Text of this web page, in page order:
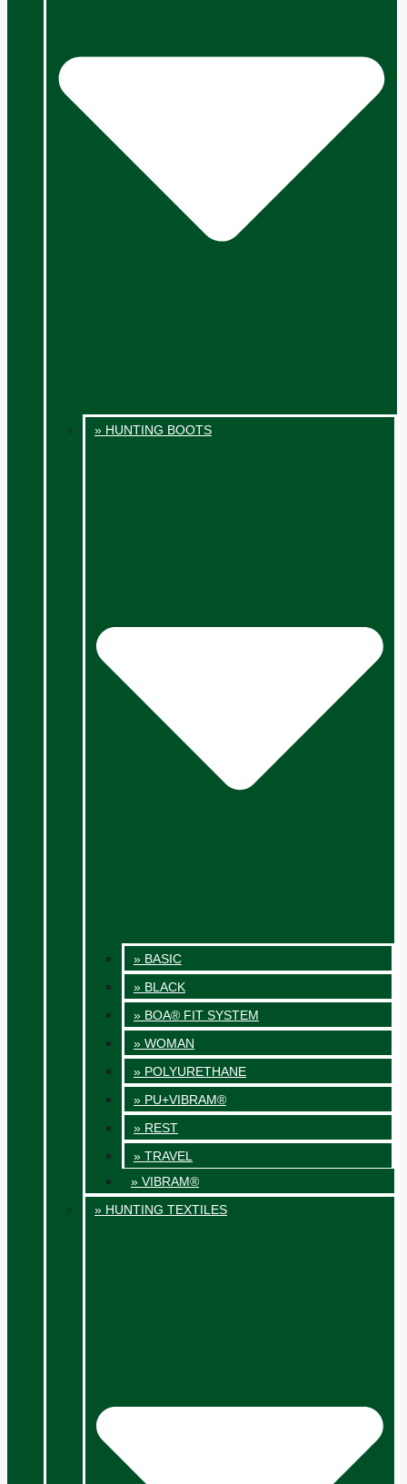
» HUNTING BOOTS
» BASIC
» BLACK
» BOA® FIT SYSTEM
» WOMAN
» POLYURETHANE
» PU+VIBRAM®
» REST
» TRAVEL
» VIBRAM®
» HUNTING TEXTILES